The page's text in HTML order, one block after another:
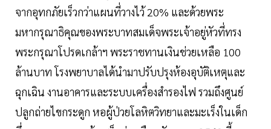
จากอุทกภัยเร็วกว่าแผนที่วางไว้ 20% และด้วยพระ
มหากรุณาธิคุณของพระบาทสมเด็จพระเจ้าอยู่หัวที่ทรง
พระกรุณาโปรดเกล้าฯ พระราชทานเงินช่วยเหลือ 100
ล้านบาท โรงพยาบาลได้นำมาปรับปรุงห้องอุบัติเหตุและ
ฉุกเฉิน งานอาคารและระบบเครื่องสำรองไฟ รวมถึงศูนย์
ปลูกถ่ายไขกระดูก หอผู้ป่วยโลหิตวิทยาและมะเร็งในเด็ก